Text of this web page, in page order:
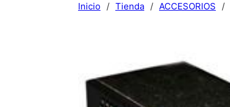
Inicio / Tienda / ACCESORIOS /